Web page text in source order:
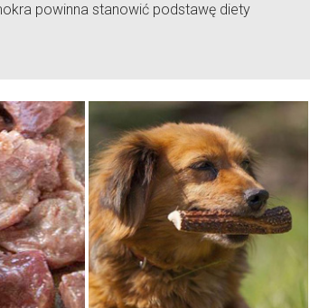
powinna stanowić podstawę diety